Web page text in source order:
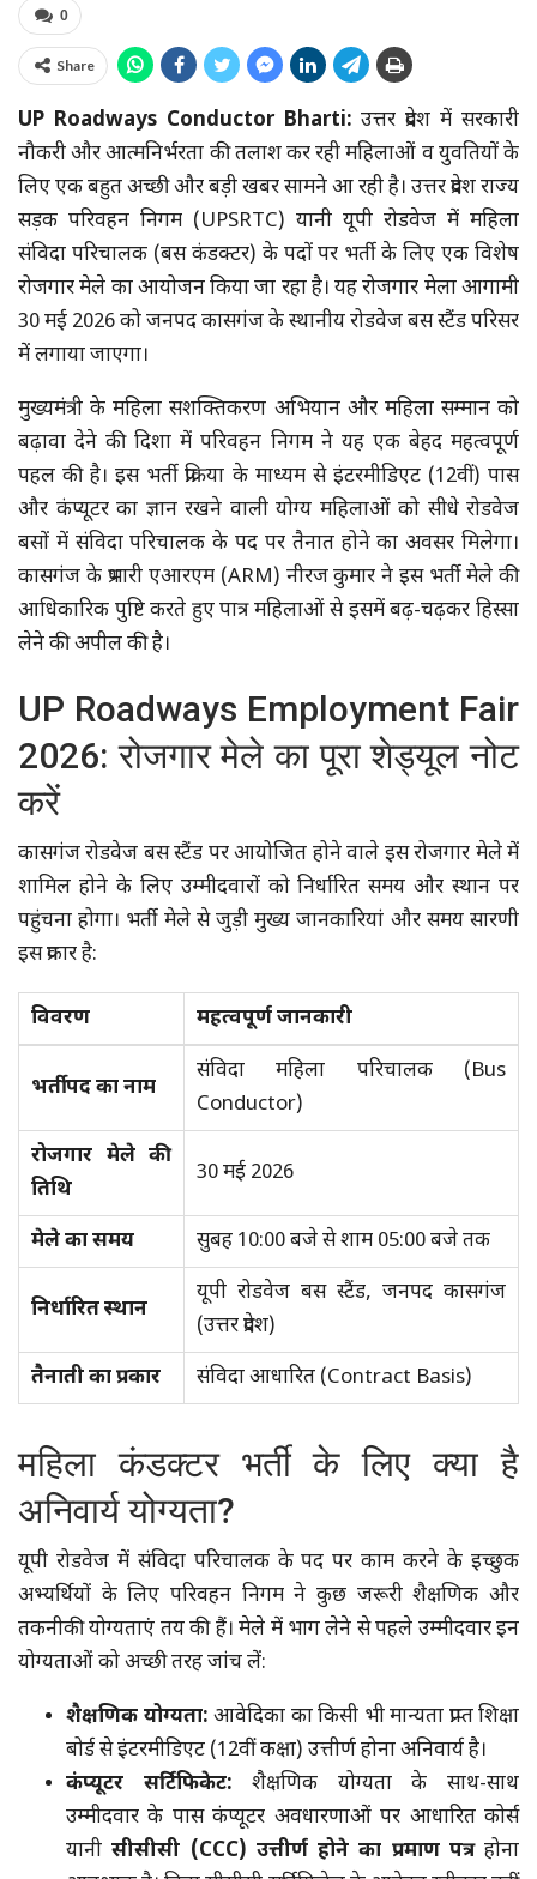
0
Share
UP Roadways Conductor Bharti: उत्तर प्रदेश में सरकारी
नौकरी और आत्मनिर्भरता की तलाश कर रही महिलाओं व युवतियों के
लिए एक बहुत अच्छी और बड़ी खबर सामने आ रही है। उत्तर प्रदेश राज्य
सड़क परिवहन निगम (UPSRTC) यानी यूपी रोडवेज में महिला
संविदा परिचालक (बस कंडक्टर) के पदों पर भर्ती के लिए एक विशेष
रोजगार मेले का आयोजन किया जा रहा है। यह रोजगार मेला आगामी
30 मई 2026 को जनपद कासगंज के स्थानीय रोडवेज बस स्टैंड परिसर
में लगाया जाएगा।
मुख्यमंत्री के महिला सशक्तिकरण अभियान और महिला सम्मान को
बढ़ावा देने की दिशा में परिवहन निगम ने यह एक बेहद महत्वपूर्ण
पहल की है। इस भर्ती प्रक्रिया के माध्यम से इंटरमीडिएट (12वीं) पास
और कंप्यूटर का ज्ञान रखने वाली योग्य महिलाओं को सीधे रोडवेज
बसों में संविदा परिचालक के पद पर तैनात होने का अवसर मिलेगा।
कासगंज के प्रभारी एआरएम (ARM) नीरज कुमार ने इस भर्ती मेले की
आधिकारिक पुष्टि करते हुए पात्र महिलाओं से इसमें बढ़-चढ़कर हिस्सा
लेने की अपील की है।
UP Roadways Employment Fair
2026: रोजगार मेले का पूरा शेड्यूल नोट
करें
कासगंज रोडवेज बस स्टैंड पर आयोजित होने वाले इस रोजगार मेले में
शामिल होने के लिए उम्मीदवारों को निर्धारित समय और स्थान पर
पहुंचना होगा। भर्ती मेले से जुड़ी मुख्य जानकारियां और समय सारणी
इस प्रकार है:
विवरण महत्वपूर्ण जानकारी
भर्ती पद का नाम
संविदा महिला परिचालक (Bus
Conductor)
रोजगार मेले की
तिथि
30 मई 2026
मेले का समय सुबह 10:00 बजे से शाम 05:00 बजे तक
निर्धारित स्थान
यूपी रोडवेज बस स्टैंड, जनपद कासगंज
(उत्तर प्रदेश)
तैनाती का प्रकार
संविदा आधारित (Contract Basis)
महिला कंडक्टर भर्ती के लिए क्या है
अनिवार्य योग्यता?
यूपी रोडवेज में संविदा परिचालक के पद पर काम करने के इच्छुक
अभ्यर्थियों के लिए परिवहन निगम ने कुछ जरूरी शैक्षणिक और
तकनीकी योग्यताएं तय की हैं। मेले में भाग लेने से पहले उम्मीदवार इन
योग्यताओं को अच्छी तरह जांच लें:
शैक्षणिक योग्यता: आवेदिका का किसी भी मान्यता प्राप्त शिक्षा
बोर्ड से इंटरमीडिएट (12वीं कक्षा) उत्तीर्ण होना अनिवार्य है।
कंप्यूटर सर्टिफिकेट: शैक्षणिक योग्यता के साथ-साथ
उम्मीदवार के पास कंप्यूटर अवधारणाओं पर आधारित कोर्स
यानीसीसीसी (CCC) उत्तीर्ण होने का प्रमाण पत्रहोना